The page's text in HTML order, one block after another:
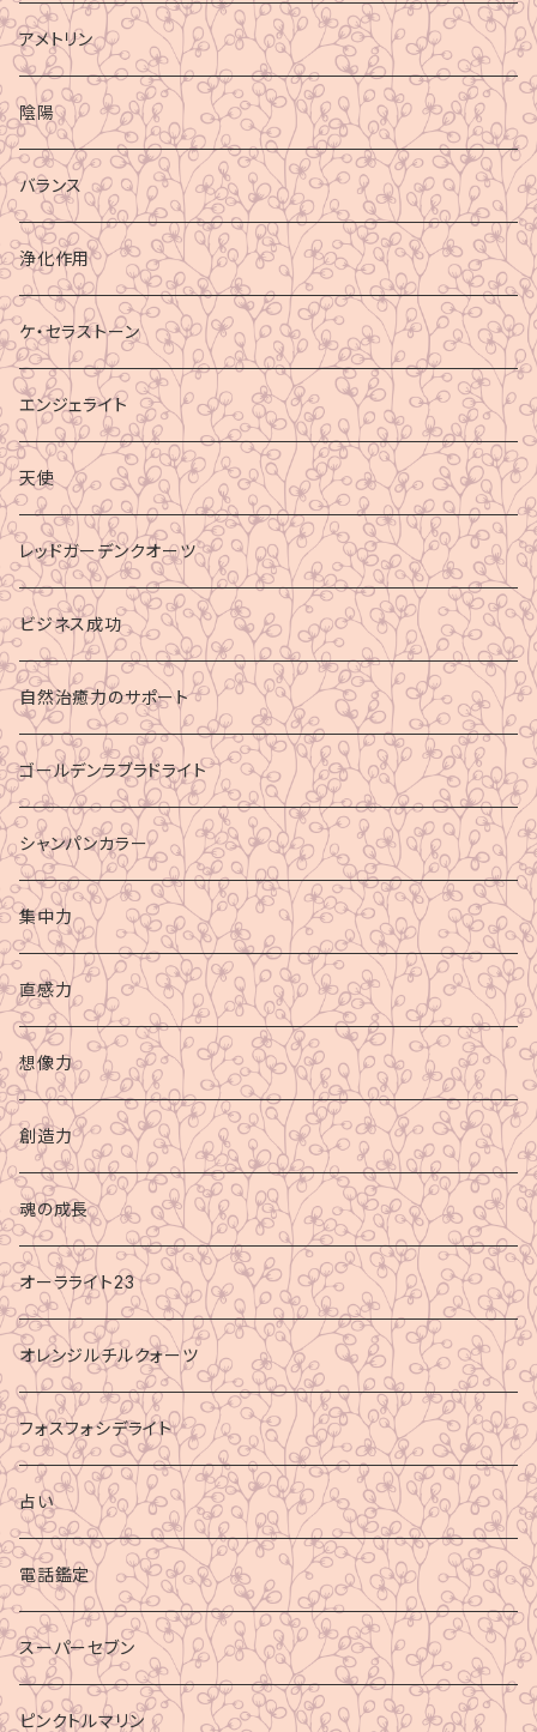
アメトリン
陰陽
バランス
浄化作用
ケ・セラストーン
エンジェライト
天使
レッドガーデンクオーツ
ビジネス成功
自然治癒力のサポート
ゴールデンラブラドライト
シャンパンカラー
集中力
直感力
想像力
創造力
魂の成長
オーラライト23
オレンジルチルクォーツ
フォスフォシデライト
占い
電話鑑定
スーパーセブン
ピンクトルマリン